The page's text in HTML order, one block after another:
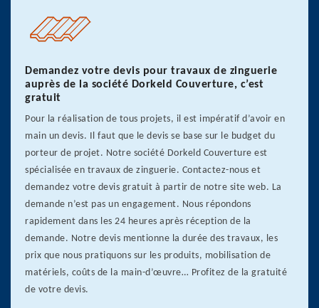
Demandez votre devis pour travaux de zinguerie
auprès de la société Dorkeld Couverture, c’est
gratuit
Pour la réalisation de tous projets, il est impératif d’avoir en
main un devis. Il faut que le devis se base sur le budget du
porteur de projet. Notre société Dorkeld Couverture est
spécialisée en travaux de zinguerie. Contactez-nous et
demandez votre devis gratuit à partir de notre site web. La
demande n’est pas un engagement. Nous répondons
rapidement dans les 24 heures après réception de la
demande. Notre devis mentionne la durée des travaux, les
prix que nous pratiquons sur les produits, mobilisation de
matériels, coûts de la main-d’œuvre… Profitez de la gratuité
de votre devis.